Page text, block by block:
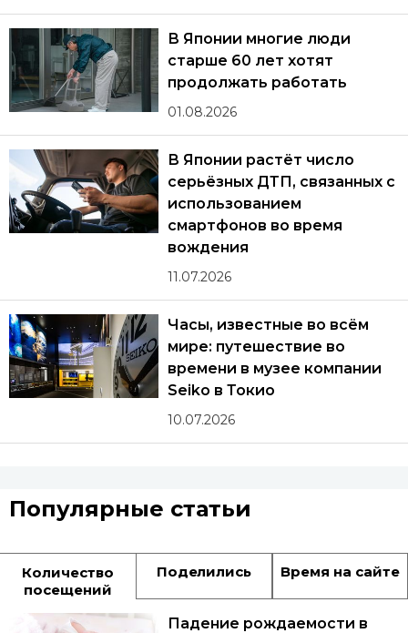
В Японии многие люди
старше 60 лет хотят
продолжать работать
01.08.2026
В Японии растёт число
серьёзных ДТП, связанных с
использованием
смартфонов во время
вождения
11.07.2026
Часы, известные во всём
мире: путешествие во
времени в музее компании
Seiko в Токио
10.07.2026
Популярные статьи
Количество
посещений
Поделились Время на сайте
Падение рождаемости в